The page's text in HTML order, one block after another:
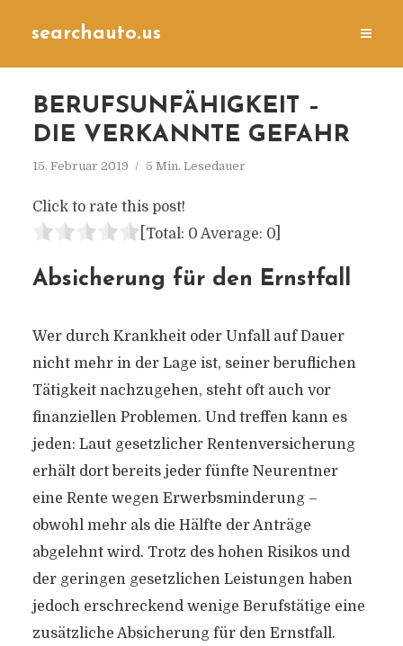
searchauto.us
BERUFSUNFÄHIGKEIT –
DIE VERKANNTE GEFAHR
15. Februar 2019 5 Min. Lesedauer
Click to rate this post!
[Total: 0 Average: 0]
Absicherung für den Ernstfall
Wer durch Krankheit oder Unfall auf Dauer
nicht mehr in der Lage ist, seiner beruflichen
Tätigkeit nachzugehen, steht oft auch vor
finanziellen Problemen. Und treffen kann es
jeden: Laut gesetzlicher Rentenversicherung
erhält dort bereits jeder fünfte Neurentner
eine Rente wegen Erwerbsminderung –
obwohl mehr als die Hälfte der Anträge
abgelehnt wird. Trotz des hohen Risikos und
der geringen gesetzlichen Leistungen haben
jedoch erschreckend wenige Berufstätige eine
zusätzliche Absicherung für den Ernstfall.